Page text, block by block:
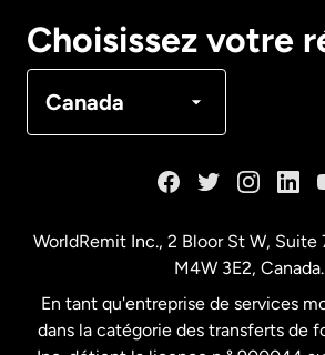
Choisissez votre
Canada
Français
WorldRemit Inc., 2 Bloor St W, Suite
M4W 3E2, Canada.
En tant qu'entreprise de services
dans la catégorie des transferts de